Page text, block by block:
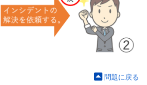
問題に戻る